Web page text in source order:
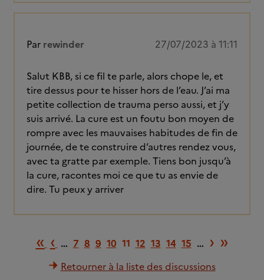
Par rewinder 27/07/2023 à 11:11
Salut KBB, si ce fil te parle, alors chope le, et
tire dessus pour te hisser hors de l’eau. J’ai ma
petite collection de trauma perso aussi, et j’y
suis arrivé. La cure est un foutu bon moyen de
rompre avec les mauvaises habitudes de fin de
journée, de te construire d’autres rendez vous,
avec ta gratte par exemple. Tiens bon jusqu’à
la cure, racontes moi ce que tu as envie de
dire. Tu peux y arriver
Première page
« Page précédente
‹ … 7 8 9 10 11 12 13 14 15 … Page
› »
Retourner à la liste des discussions